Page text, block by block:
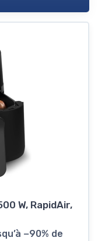
W, RapidAir,
−90% de